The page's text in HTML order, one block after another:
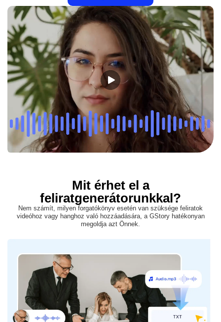
Mit érhet el a
feliratgenerátorunkkal?
Nem számít, milyen forgatókönyv esetén van szüksége feliratok
videóhoz vagy hanghoz való hozzáadására, a GStory hatékonyan
megoldja azt Önnek.